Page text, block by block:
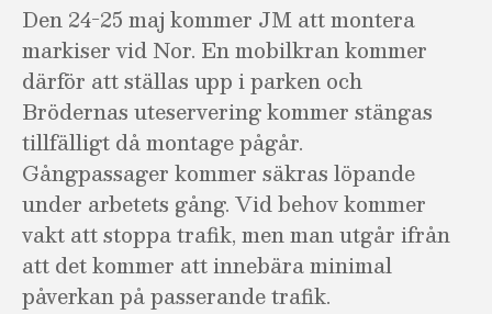
Den 24-25 maj kommer JM att montera
markiser vid Nor. En mobilkran kommer
därför att ställas upp i parken och
Brödernas uteservering kommer stängas
tillfälligt då montage pågår.
Gångpassager kommer säkras löpande
under arbetets gång. Vid behov kommer
vakt att stoppa trafik, men man utgår ifrån
att det kommer att innebära minimal
påverkan på passerande trafik.